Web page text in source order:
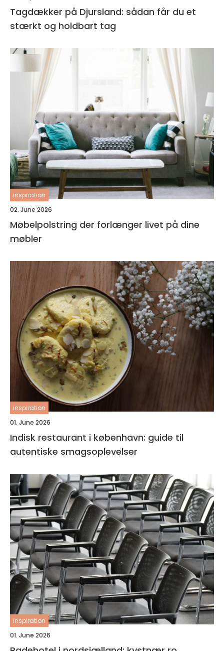
Tagdækker på Djursland: sådan får du et
stærkt og holdbart tag
inspiration
02. June 2026
Møbelpolstring der forlænger livet på dine
møbler
inspiration
01. June 2026
Indisk restaurant i københavn: guide til
autentiske smagsoplevelser
inspiration
01. June 2026